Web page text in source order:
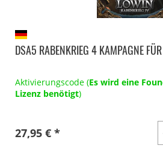
DSA5 RABENKRIEG 4 KAMPAGNE
Aktivierungscode (Es wird eine
Lizenz benötigt)
27,95 € *